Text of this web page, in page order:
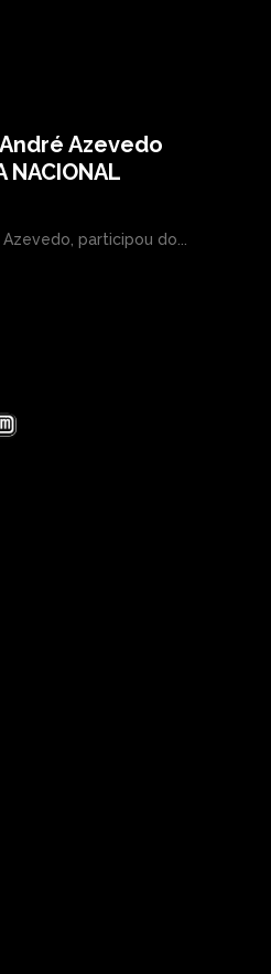
Azevedo
NACIONAL
participou do...